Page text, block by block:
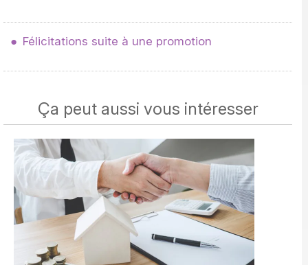
Félicitations suite à une promotion
Ça peut aussi vous intéresser